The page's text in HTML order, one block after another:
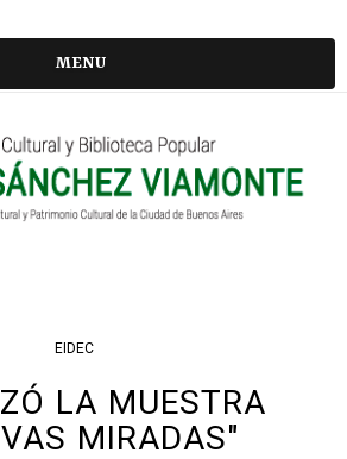
MENU
EIDEC
LA MUESTRA
MIRADAS"